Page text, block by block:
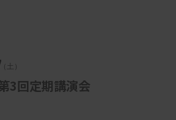
（土）
3回定期講演会